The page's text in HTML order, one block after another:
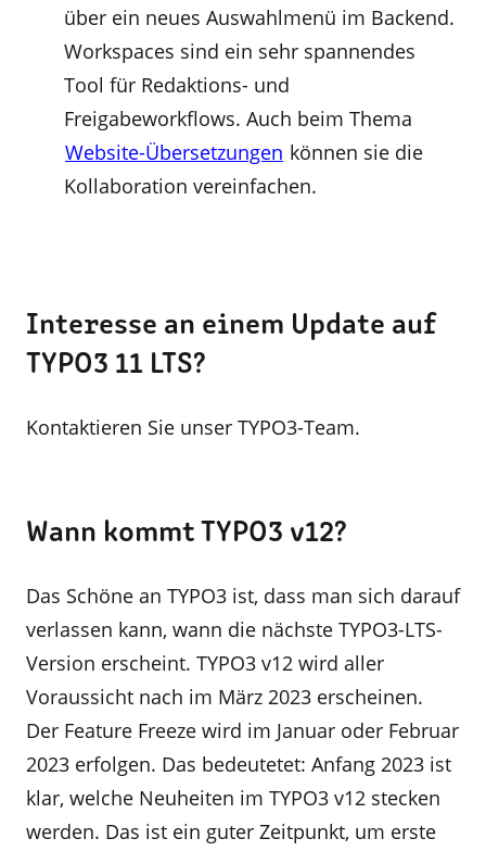
über ein neues Auswahlmenü im Backend.
Workspaces sind ein sehr spannendes
Tool für Redaktions- und
Freigabeworkflows. Auch beim Thema
Website-Übersetzungen können sie die
Kollaboration vereinfachen.
Interesse an einem Update auf
TYPO3 11 LTS?
Kontaktieren Sie unser TYPO3-Team.
Wann kommt TYPO3 v12?
Das Schöne an TYPO3 ist, dass man sich darauf
verlassen kann, wann die nächste TYPO3-LTS-
Version erscheint. TYPO3 v12 wird aller
Voraussicht nach im März 2023 erscheinen.
Der Feature Freeze wird im Januar oder Februar
2023 erfolgen. Das bedeutetet: Anfang 2023 ist
klar, welche Neuheiten im TYPO3 v12 stecken
werden. Das ist ein guter Zeitpunkt, um erste